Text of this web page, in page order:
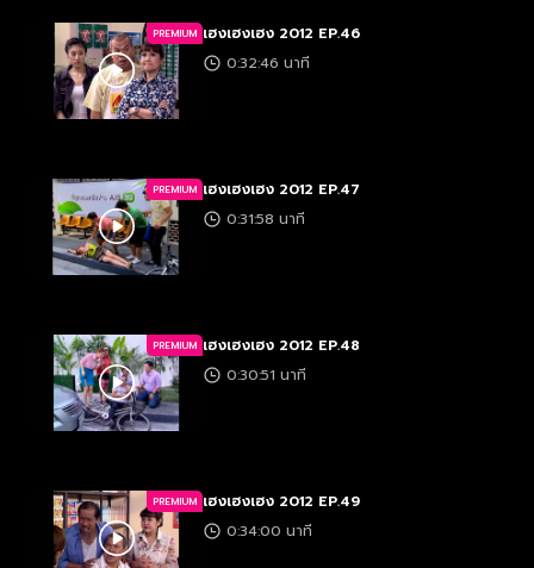
PREMIUM เฮงเฮงเฮง 2012 EP.46
0:32:46 นาที
PREMIUM เฮงเฮงเฮง 2012 EP.47
0:31:58 นาที
PREMIUM เฮงเฮงเฮง 2012 EP.48
0:30:51 นาที
PREMIUM เฮงเฮงเฮง 2012 EP.49
0:34:00 นาที